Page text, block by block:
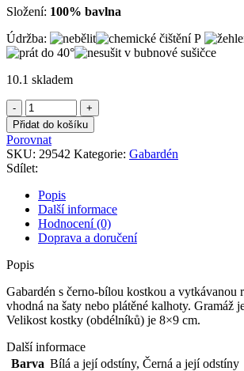
Složení: 100% bavlna
Údržba:
10.1 skladem
Gabardén
s
černo-
bílou
kostkou
a
vytkávanou
rybí
kostí
množství
Přidat do košíku
Porovnat
SKU: 29542 Kategorie: Gabardén
Sdílet:
Popis
Další informace
Hodnocení (0)
Doprava a doručení
Popis
Gabardén s černo-bílou kostkou a vytkávanou
vhodná na šaty nebo plátěné kalhoty. Gramáž
Velikost kostky (obdélníků) je 8×9 cm.
Další informace
Barva Bílá a její odstíny, Černá a její odstíny